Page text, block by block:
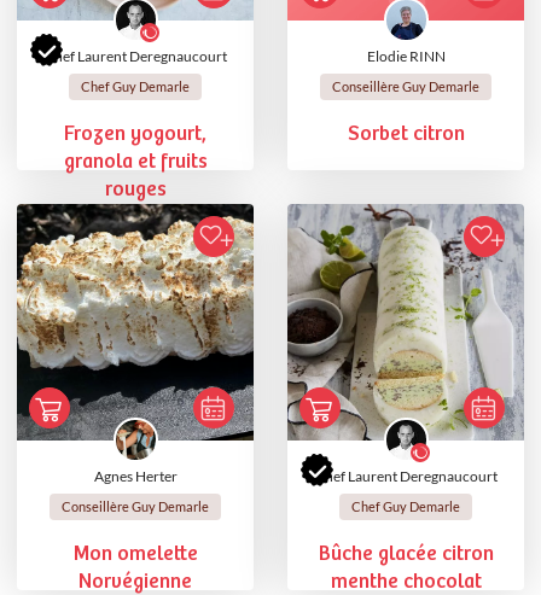
Chef Laurent Deregnaucourt
Chef Guy Demarle
Frozen yogourt,
granola et fruits
rouges
Elodie RINN
Conseillère Guy Demarle
Sorbet citron
Agnes Herter
Conseillère Guy Demarle
Mon omelette
Norvégienne
Chef Laurent Deregnaucourt
Chef Guy Demarle
Bûche glacée citron
menthe chocolat